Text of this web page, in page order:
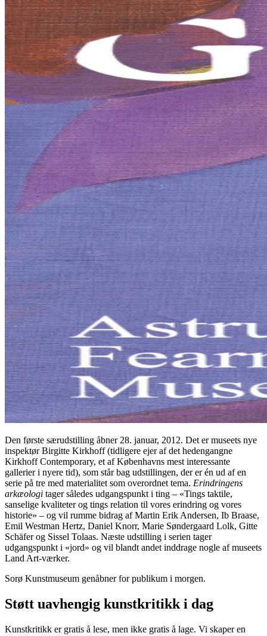
Den første særudstilling åbner 28. januar, 2012. Det er museets nye
inspektør Birgitte Kirkhoff (tidligere ejer af det hedengangne
Kirkhoff Contemporary, et af Københavns mest interessante
gallerier i nyere tid), som står bag udstillingen, der er én ud af en
serie på tre med materialitet som overordnet tema. Erindringens
arkæologi tager således udgangspunkt i ting – «Tings taktile,
sanselige kvaliteter og tings relation til vores erindring og vores
historie» – og vil rumme bidrag af Martin Erik Andersen, Ib Braase,
Emil Westman Hertz, Daniel Knorr, Marie Søndergaard Lolk, Gitte
Schäfer og Sissel Tolaas. Næste udstilling i serien tager
udgangspunkt i «jord» og vil blandt andet inddrage nogle af museets
Land Art-værker.
Sorø Kunstmuseum genåbner for publikum i morgen.
Støtt uavhengig kunstkritikk i dag
Kunstkritikk er gratis å lese, men ikke gratis å lage. Vi skaper en